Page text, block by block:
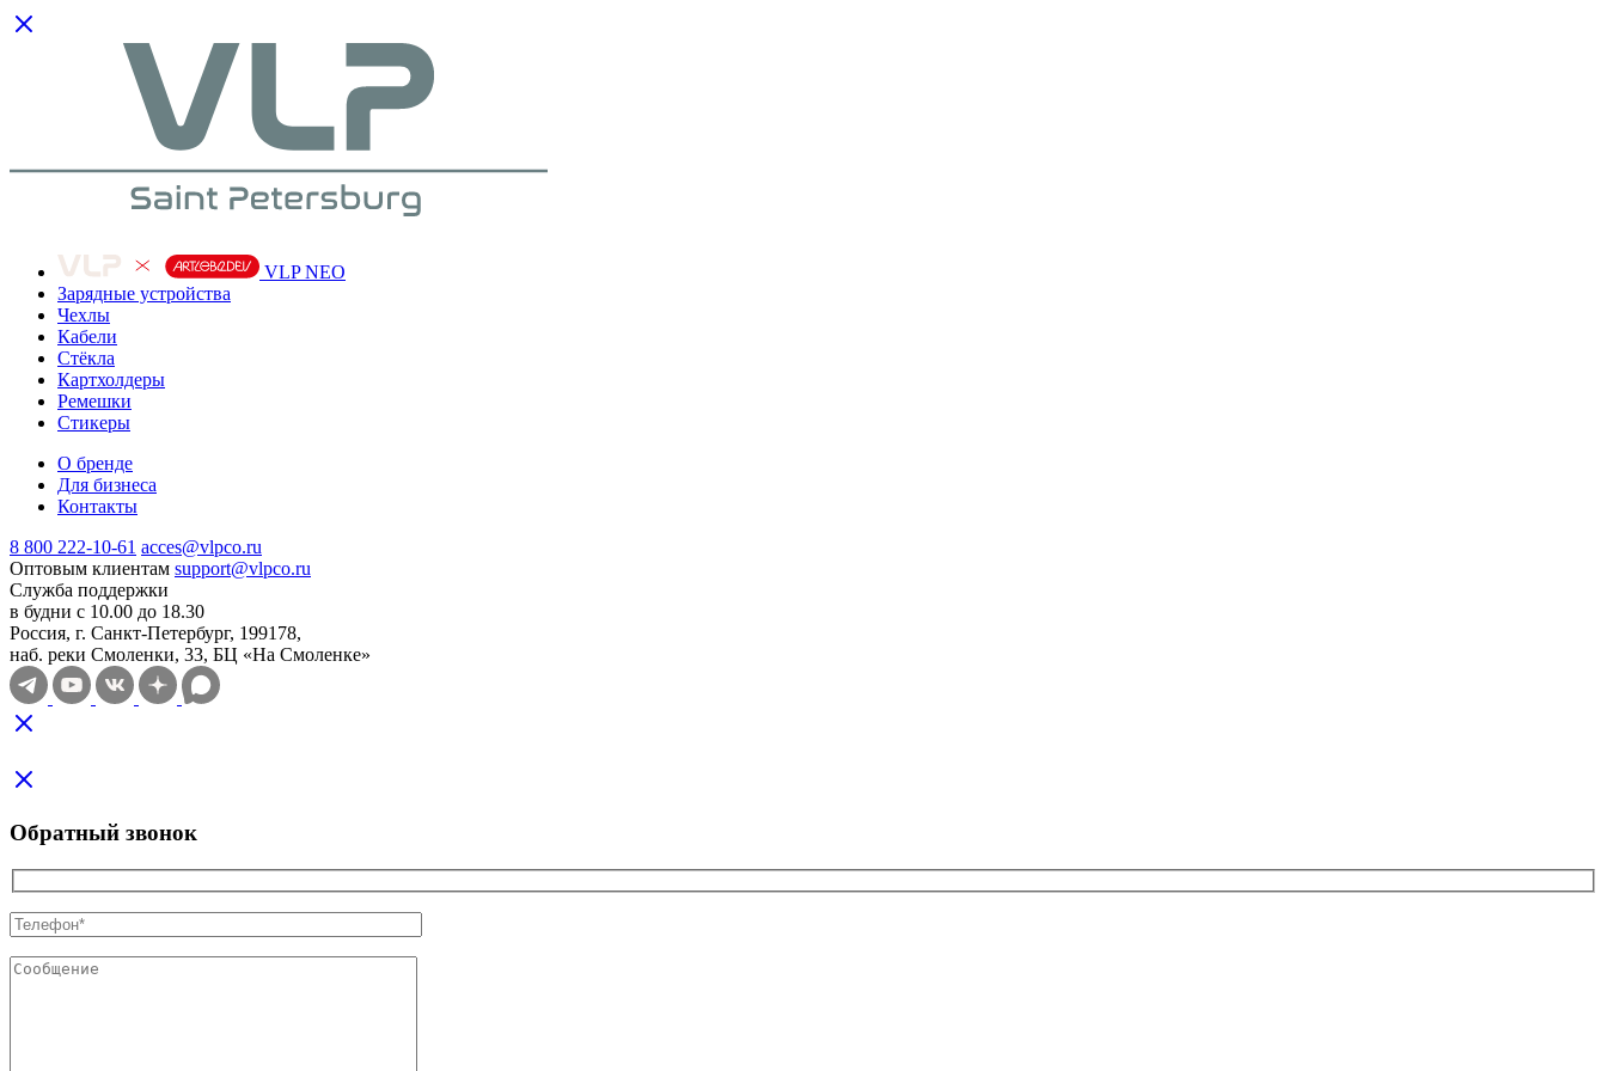
VLP NEO
Зарядные устройства
Чехлы
Кабели
Cтёкла
Картхолдеры
Ремешки
Стикеры
О бренде
Для бизнеса
Контакты
8 800 222-10-61 acces@vlpco.ru
Оптовым клиентам support@vlpco.ru
Служба поддержки
в будни с 10.00 до 18.30
Россия, г. Санкт-Петербург, 199178,
наб. реки Смоленки, 33, БЦ «На Смоленке»
Обратный звонок